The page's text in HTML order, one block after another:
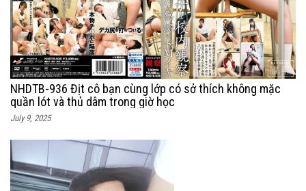
NHDTB-936 Địt cô bạn cùng lớp có sở thích không mặc
quần lót và thủ dâm trong giờ học
July 9, 2025